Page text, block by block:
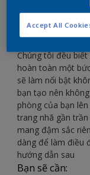
Chúng tôi đều
hoàn toàn một
sẽ làm nổi bật
bạn tạo nên
phòng của bạn
trang nhã gần
mang đậm sắc
dàng để làm điều
hướng dẫn sau
Bạn sẽ cần:
Accept All